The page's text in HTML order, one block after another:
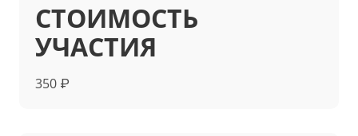
СТОИМОСТЬ
УЧАСТИЯ
350 ₽